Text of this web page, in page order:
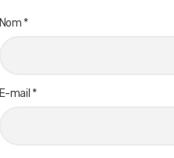
Nom *
E-mail *